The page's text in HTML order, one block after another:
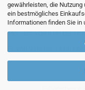
gewährleisten, die
ein bestmögliches
Informationen finden Sie in
Kontakt per Email:
Telefon Servicezeiten:
Mo. - Do. von 9:00 bis